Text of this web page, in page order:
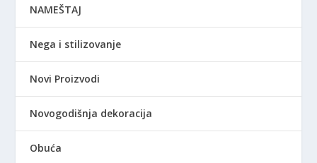
NAMEŠTAJ
Nega i stilizovanje
Novi Proizvodi
Novogodišnja dekoracija
Obuća